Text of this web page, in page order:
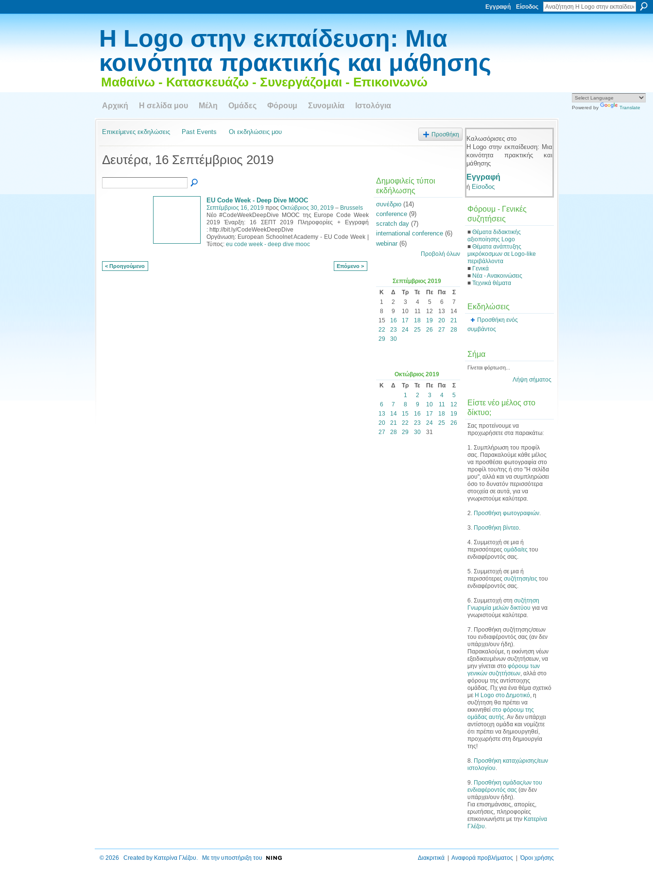
Εγγραφή Είσοδος
Η Logo στην εκπαίδευση: Μια
κοινότητα πρακτικής και μάθησης
Μαθαίνω - Κατασκευάζω - Συνεργάζομαι - Επικοινωνώ
Αρχική Η σελίδα μου Μέλη Ομάδες Φόρουμ Συνομιλία Ιστολόγια
Επικείμενες εκδηλώσεις Past Events Οι εκδηλώσεις μου Προσθήκη
Δευτέρα, 16 Σεπτέμβριος 2019
EU Code Week - Deep Dive MOOC
Σεπτέμβριος 16, 2019 προς Οκτώβριος 30, 2019 – Brussels
Nέο #CodeWeekDeepDive MOOC της Europe Code Week
2019 Έναρξη: 16 ΣΕΠΤ 2019 Πληροφορίες + Εγγραφή
: http://bit.ly/CodeWeekDeepDive
Οργάνωση: European Schoolnet Academy - EU Code Week |
Τύπος: eu code week - deep dive mooc
< Προηγούμενο Επόμενο >
Δημοφιλείς τύποι
εκδήλωσης
συνέδριο(14)
conference(9)
scratch day(7)
international conference(6)
webinar(6)
Προβολή όλων
Σεπτέμβριος 2019
Κ
Δ Τρ Τε Πε Πα
Σ
1
2 3 4 5 6
7
8
9 10 11 12 13
14
15
16 17 18 19 20
21
22
23 24 25 26 27
28
29
30
Οκτώβριος 2019
Κ
Δ Τρ Τε Πε Πα
Σ
1
2 3 4
5
6
7 8 9 10 11
12
13
14 15 16 17 18
19
20
21 22 23 24 25
26
27
28 29 30 31
Καλωσόρισες στο
Η Logo στην εκπαίδευση: Μια
κοινότητα πρακτικής και
μάθησης
Εγγραφή
ή Είσοδος
Φόρουμ - Γενικές
συζητήσεις
■ Θέματα διδακτικής
αξιοποίησης Logo
■ Θέματα ανάπτυξης
μικρόκοσμων σε Logo-like
περιβάλλοντα
■ Γενικά
■ Νέα - Ανακοινώσεις
■ Τεχνικά θέματα
Εκδηλώσεις
Προσθήκη ενός
συμβάντος
Σήμα
Γίνεται φόρτωση...
Λήψη σήματος
Είστε νέο μέλος στο
δίκτυο;
Σας προτείνουμε να
προχωρήσετε στα παρακάτω:
1. Συμπλήρωση του προφίλ
σας. Παρακαλούμε κάθε μέλος
να προσθέσει φωτογραφία στο
προφίλ του/της ή στο "Η σελίδα
μου", αλλά και να συμπληρώσει
όσο το δυνατόν περισσότερα
στοιχεία σε αυτά, για να
γνωριστούμε καλύτερα.
2. Προσθήκη φωτογραφιών.
3. Προσθήκη βίντεο.
4. Συμμετοχή σε μια ή
περισσότερες ομάδα/ες του
ενδιαφέροντός σας.
5. Συμμετοχή σε μια ή
περισσότερες συζήτηση/εις του
ενδιαφέροντός σας.
6. Συμμετοχή στη συζήτηση
Γνωριμία μελών δικτύου για να
γνωριστούμε καλύτερα.
7. Προσθήκη συζήτησης/σεων
του ενδιαφέροντός σας (αν δεν
υπάρχει/ουν ήδη).
Παρακαλούμε, η εκκίνηση νέων
εξειδικευμένων συζητήσεων, να
μην γίνεται στο φόρουμ των
γενικών συζητήσεων, αλλά στο
φόρουμ της αντίστοιχης
ομάδας. Πχ για ένα θέμα σχετικό
με Η Logo στο Δημοτικό, η
συζήτηση θα πρέπει να
εκκινηθεί στο φόρουμ της
ομάδας αυτής. Αν δεν υπάρχει
αντίστοιχη ομάδα και νομίζετε
ότι πρέπει να δημιουργηθεί,
προχωρήστε στη δημιουργία
της!
8. Προσθήκη καταχώρισης/εων
ιστολογίου.
9. Προσθήκη ομάδας/ων του
ενδιαφέροντός σας (αν δεν
υπάρχει/ουν ήδη).
Για επισημάνσεις, απορίες,
ερωτήσεις, πληροφορίες
επικοινωνήστε με την Κατερίνα
Γλέζου.
© 2026 Created by Κατερίνα Γλέζου . Με την υποστήριξη του Διακριτικά| Αναφορά προβλήματος |Όροι χρήσης
Powered by Translate